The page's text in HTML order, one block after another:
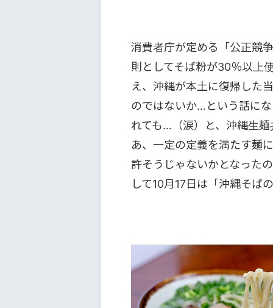
消費者庁が定める「公正競
則としてそば粉が30％以上
え、沖縄が本土に復帰した
のではないか…という話に
れても…（涙）と、沖縄生
あ、一定の定義を満たす麺
許そうじゃないかとなった
して10月17日は「沖縄そば